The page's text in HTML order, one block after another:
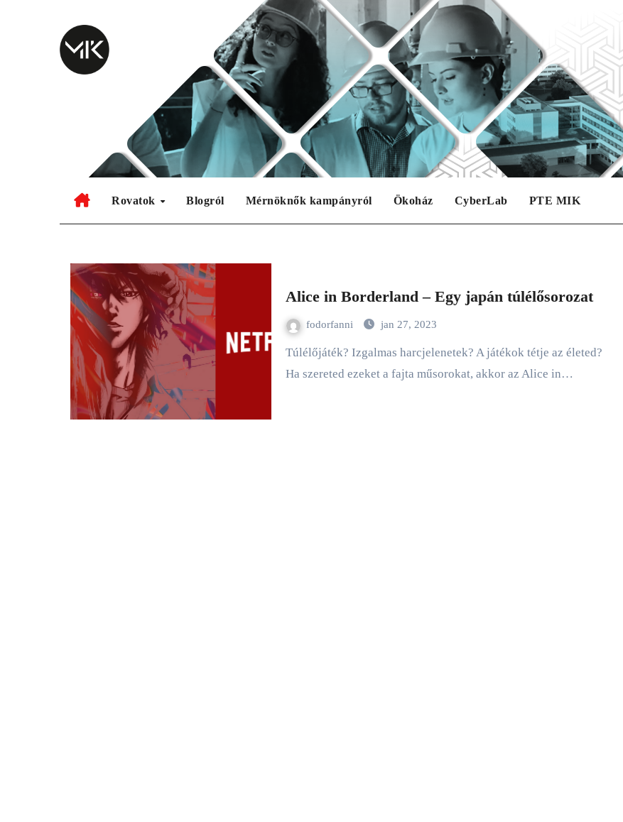
Rovatok Blogról Mérnöknők kampányról Ökoház CyberLab PTE MIK
Alice in Borderland – Egy japán túlélősorozat
fodorfanni jan 27, 2023
Túlélőjáték? Izgalmas harcjelenetek? A játékok tétje az életed?
Ha szereted ezeket a fajta műsorokat, akkor az Alice in…